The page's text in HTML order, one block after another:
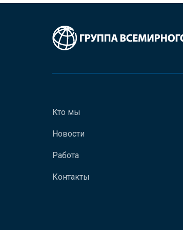
Кто мы
Новости
Работа
Контакты